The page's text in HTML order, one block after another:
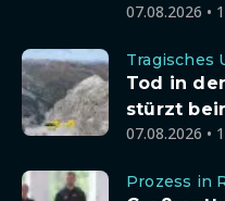
07.08.2026 •
Tragisches
Tod in
stürzt
07.08.2026 •
Prozess in